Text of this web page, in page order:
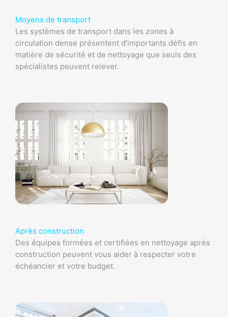
Moyens de transport
Les systèmes de transport dans les zones à
circulation dense présentent d’importants défis en
matière de sécurité et de nettoyage que seuls des
spécialistes peuvent relever.
Après construction
Des équipes formées et certifiées en nettoyage après
construction peuvent vous aider à respecter votre
échéancier et votre budget.